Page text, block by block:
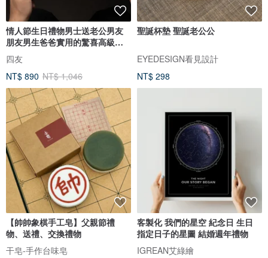
情人節生日禮物男士送老公男友
朋友男生爸爸實用的驚喜高級感
新年
四友
NT$ 890 NT$ 1,046
聖誕杯墊 聖誕老公公
EYEDESIGN看見設計
NT$ 298
【帥帥象棋手工皂】父親節禮
物、送禮、交換禮物
干皂-手作台味皂
客製化 我們的星空 紀念日 生日
指定日子的星圖 結婚週年禮物
IGREAN艾綠繪